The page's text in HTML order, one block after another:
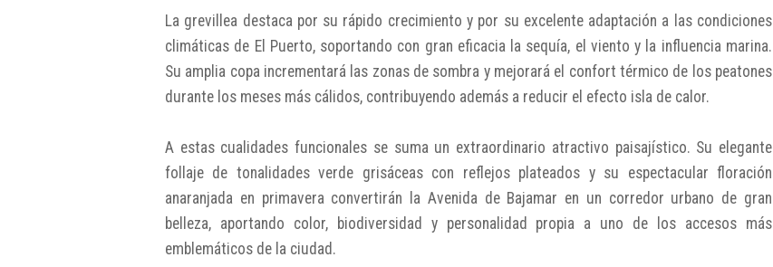
La grevillea destaca por su rápido crecimiento y por su excelente adaptación a las condiciones
climáticas de El Puerto, soportando con gran eficacia la sequía, el viento y la influencia marina.
Su amplia copa incrementará las zonas de sombra y mejorará el confort térmico de los peatones
durante los meses más cálidos, contribuyendo además a reducir el efecto isla de calor.
A estas cualidades funcionales se suma un extraordinario atractivo paisajístico. Su elegante
follaje de tonalidades verde grisáceas con reflejos plateados y su espectacular floración
anaranjada en primavera convertirán la Avenida de Bajamar en un corredor urbano de gran
belleza, aportando color, biodiversidad y personalidad propia a uno de los accesos más
emblemáticos de la ciudad.